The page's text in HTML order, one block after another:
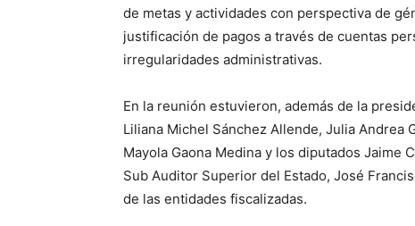
de metas y actividades con perspectiva de
justificación de pagos a través de cuentas
irregularidades administrativas.
En la reunión estuvieron, además de la
Liliana Michel Sánchez Allende, Julia Andrea
Mayola Gaona Medina y los diputados Jaime
Sub Auditor Superior del Estado, José
de las entidades fiscalizadas.